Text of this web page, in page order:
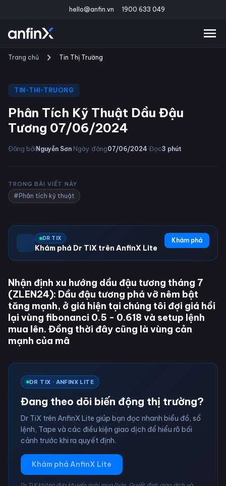
hello@anfin.vn 1900 633 049
Trang chủ Tin Thị Trường
TIN-THI-TRUONG
Phân Tích Kỹ Thuật Dầu Đậu
Tương 07/06/2024
Đăng bởiNguyễn Sơn·Ngày đăng07/06/2024·Đọc3 phút
TRONG BÀI VIẾT NÀY
#Phân tích kỹ thuật
DR TIX
Khám phá Dr TiX trên AnfinX Lite
Khám phá
Nhận định xu hướng dầu đậu tương tháng 7
(ZLEN24): Dầu đậu tương phá vỡ nêm bật
tăng mạnh, ở giá hiện tại chúng tôi đợi giá hồi
lại vùng fibonanci 0.5 - 0.618 và setup lệnh
mua lên. Đồng thời đây cũng là vùng cản
mạnh của mâ
DR TIX · ANFINX LITE
Đang theo dõi biến động thị trường?
Dr TiX trên AnfinX Lite giúp bạn đọc nhanh biểu đồ, sổ
lệnh, Tape và các điều kiện giao dịch để hiểu rõ bối
cảnh trước khi ra quyết định.
Khám phá AnfinX Lite